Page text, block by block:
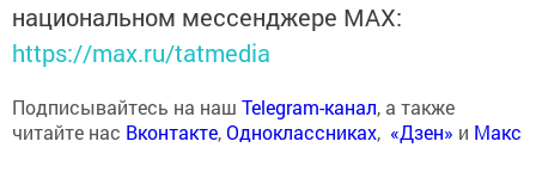
национальном мессенджере MАХ:
https://max.ru/tatmedia
Подписывайтесь на наш Telegram-канал, а также
читайте нас Вконтакте,Одноклассниках, «Дзен» и Макс